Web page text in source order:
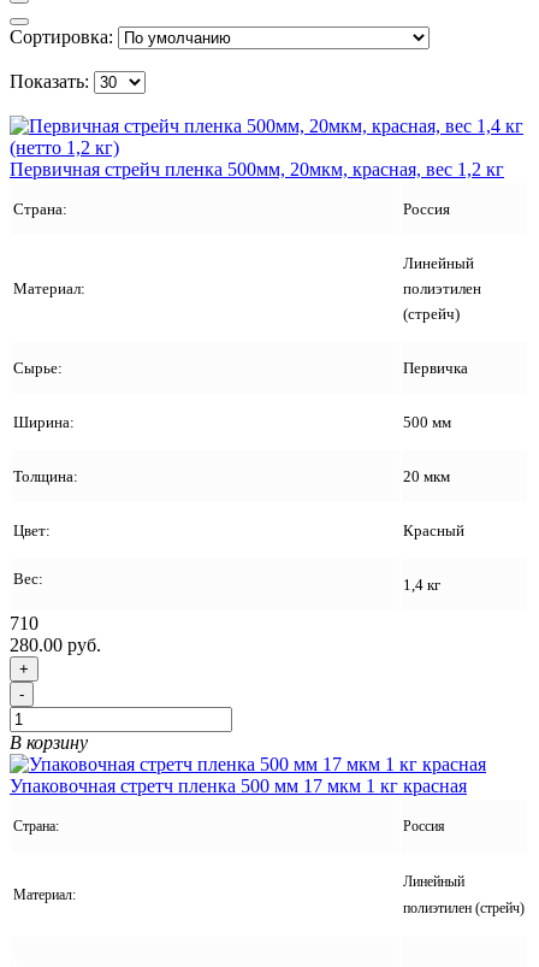
Сортировка:
Показать:
Первичная стрейч пленка 500мм, 20мкм, красная, вес 1,2 кг
Страна: Россия
Материал:
Линейный
полиэтилен
(стрейч)
Сырье: Первичка
Ширина: 500 мм
Толщина: 20 мкм
Цвет: Красный
Вес: 1,4 кг
710
280.00 руб.
+
-
В корзину
Упаковочная стретч пленка 500 мм 17 мкм 1 кг красная
Страна: Россия
Материал:
Линейный
полиэтилен (стрейч)